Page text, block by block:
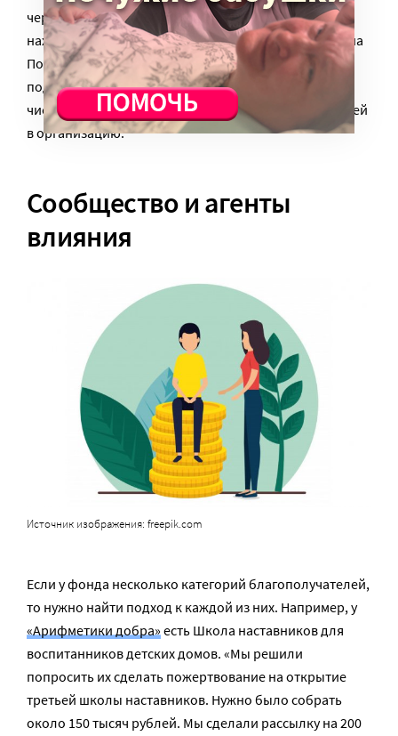
через год, когда специалист подтвердит, что семья
находится в ресурсном состоянии», – объяснила Анна
Португалова. По ее словам, на пожертвования от
подопечных семей сейчас приходится 5% от общего
числа нерегулярных и 12% от рекуррентных платежей
в организацию.
Сообщество и агенты
влияния
Источник изображения: freepik.com
Если у фонда несколько категорий благополучателей,
то нужно найти подход к каждой из них. Например, у
«Арифметики добра»есть Школа наставников для
воспитанников детских домов. «Мы решили
попросить их сделать пожертвование на открытие
третьей школы наставников. Нужно было собрать
около 150 тысяч рублей. Мы сделали рассылку на 200